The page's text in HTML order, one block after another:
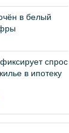
в белый
спрос
в ипотеку